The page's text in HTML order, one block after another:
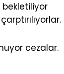
bekletiliyor
cezalar.